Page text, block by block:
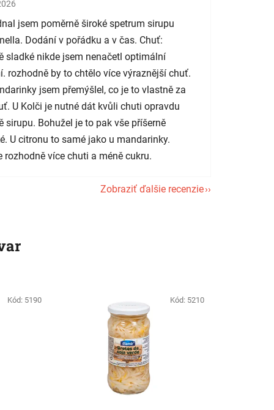
jsem poměrně široké spetrum sirupu
Dodání v pořádku a v čas. Chuť:
sladké nikde jsem nenačetl optimální
rozhodně by to chtělo více výraznější chuť.
jsem přemýšlel, co je to vlastně za
U Kolči je nutné dát kvůli chuti opravdu
sirupu. Bohužel je to pak vše příšerně
U citronu to samé jako u mandarinky.
rozhodně více chuti a méně cukru.
Zobraziť ďalšie recenzie
Kód: 5190 Kód: 5210